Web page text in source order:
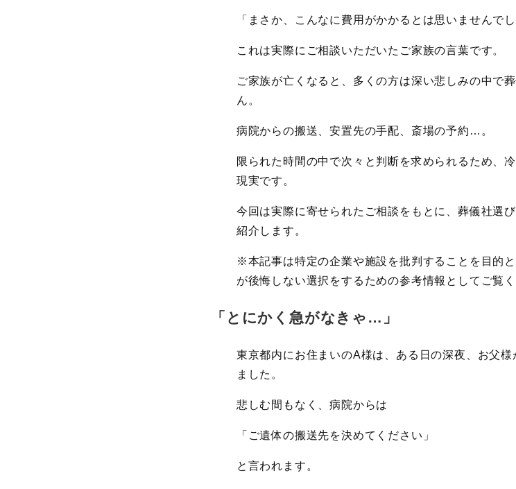
「まさか、こんなに費用がかかるとは思いませんでし
これは実際にご相談いただいたご家族の言葉です。
ご家族が亡くなると、多くの方は深い悲しみの中で
ん。
病院からの搬送、安置先の手配、斎場の予約…。
限られた時間の中で次々と判断を求められるため、
現実です。
今回は実際に寄せられたご相談をもとに、葬儀社選
紹介します。
※本記事は特定の企業や施設を批判することを目的
が後悔しない選択をするための参考情報としてご覧く
「とにかく急がなきゃ…」
東京都内にお住まいのA様は、ある日の深夜、お父
ました。
悲しむ間もなく、病院からは
「ご遺体の搬送先を決めてください」
と言われます。